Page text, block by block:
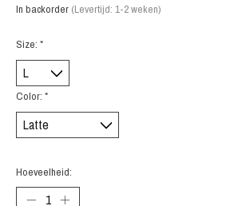
In backorder (Levertijd: 1-2 weken)
Size: *
Color: *
Hoeveelheid: